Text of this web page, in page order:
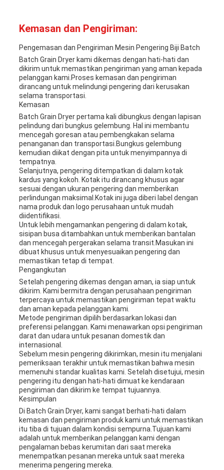
Kemasan dan Pengiriman:
Pengemasan dan Pengiriman Mesin Pengering Biji Batch
Batch Grain Dryer kami dikemas dengan hati-hati dan
dikirim untuk memastikan pengiriman yang aman kepada
pelanggan kami.Proses kemasan dan pengiriman
dirancang untuk melindungi pengering dari kerusakan
selama transportasi.
Kemasan
Batch Grain Dryer pertama kali dibungkus dengan lapisan
pelindung dari bungkus gelembung. Hal ini membantu
mencegah goresan atau pembengkakan selama
penanganan dan transportasi.Bungkus gelembung
kemudian diikat dengan pita untuk menyimpannya di
tempatnya.
Selanjutnya, pengering ditempatkan di dalam kotak
kardus yang kokoh. Kotak itu dirancang khusus agar
sesuai dengan ukuran pengering dan memberikan
perlindungan maksimal.Kotak ini juga diberi label dengan
nama produk dan logo perusahaan untuk mudah
diidentifikasi.
Untuk lebih mengamankan pengering di dalam kotak,
sisipan busa ditambahkan untuk memberikan bantalan
dan mencegah pergerakan selama transit.Masukan ini
dibuat khusus untuk menyesuaikan pengering dan
memastikan tetap di tempat.
Pengangkutan
Setelah pengering dikemas dengan aman, ia siap untuk
dikirim. Kami bermitra dengan perusahaan pengiriman
terpercaya untuk memastikan pengiriman tepat waktu
dan aman kepada pelanggan kami.
Metode pengiriman dipilih berdasarkan lokasi dan
preferensi pelanggan. Kami menawarkan opsi pengiriman
darat dan udara untuk pesanan domestik dan
internasional.
Sebelum mesin pengering dikirimkan, mesin itu menjalani
pemeriksaan terakhir untuk memastikan bahwa mesin
memenuhi standar kualitas kami. Setelah disetujui, mesin
pengering itu dengan hati-hati dimuat ke kendaraan
pengiriman dan dikirim ke tempat tujuannya.
Kesimpulan
Di Batch Grain Dryer, kami sangat berhati-hati dalam
kemasan dan pengiriman produk kami untuk memastikan
itu tiba di tujuan dalam kondisi sempurna.Tujuan kami
adalah untuk memberikan pelanggan kami dengan
pengalaman bebas kerumitan dari saat mereka
menempatkan pesanan mereka untuk saat mereka
menerima pengering mereka.